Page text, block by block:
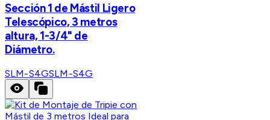
Sección 1 de Mástil Ligero
Telescópico, 3 metros
altura, 1-3/4" de
Diámetro.
SLM-S4GSLM-S4G